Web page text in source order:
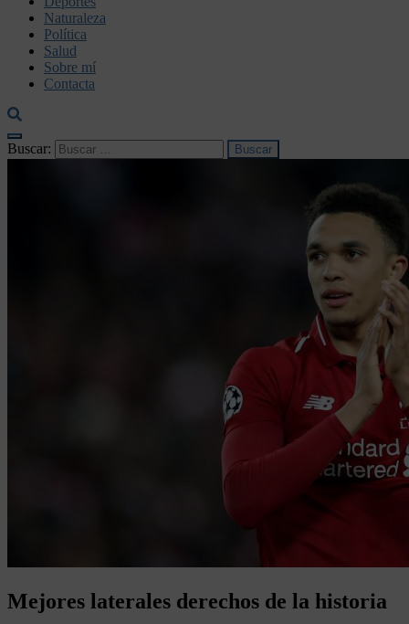
Naturaleza
Política
Salud
Sobre mí
Contacta
Buscar:
Mejores laterales derechos de la historia